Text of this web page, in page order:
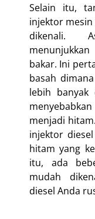
Selain itu,
injektor mesin
dikenali.
bakar. Ini
basah
lebih banyak
menjadi
injektor
hitam yang
itu, ada
mudah
diesel Anda